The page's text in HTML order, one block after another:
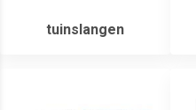
tuinslangen